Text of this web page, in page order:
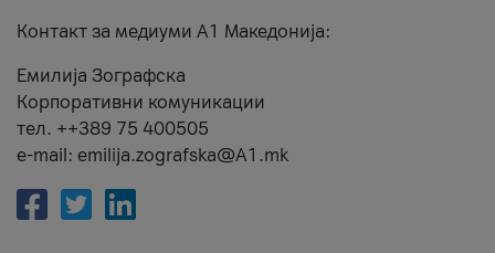
Контакт за медиуми А1 Македонија:
Емилија Зографска
Корпоративни комуникации
тел. ++389 75 400505
e-mail: emilija.zografska@A1.mk